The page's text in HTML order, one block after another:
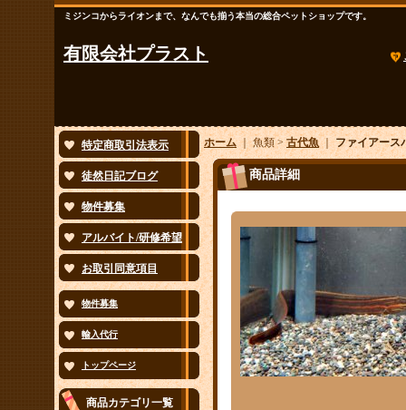
ミジンコからライオンまで、なんでも揃う本当の総合ペットショップです。
有限会社プラスト
特定商取引法表示
徒然日記ブログ
物件募集
アルバイト/研修希望
お取引同意項目
物件募集
輸入代行
トップページ
商品カテゴリ一覧
ホーム｜ 魚類 >古代魚｜ファイアース
商品詳細